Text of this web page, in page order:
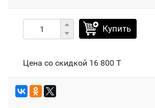
Купить
Цена со скидкой 16 800 T